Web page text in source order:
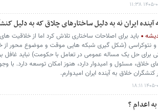
۱۲ ۱۱:۳۸
آینده ایران نه به دلیل ساختارهای چلاق که به دلیل
باید برای اصلاحات ساختاری تلاش کرد اما از خلاقیت های
و نتوکراسی (شکل گیری شبکه هایی موقت و موضوع محور از
برای حل یک مساله عمومی در تعامل با حکومت) نباید غافل
خلاق، مسئول و امیدوار دارد، هنوز امکان توسعه دارد. با
کنشگران خلاق به آینده ایران امیدوارم.
۱۱ ۱۸:۱۱
اعدام ؟